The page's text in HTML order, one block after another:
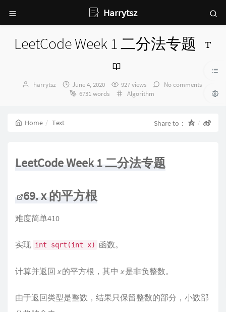
Harrytsz
LeetCode Week 1 二分法专题
Author：
harrytsz
发
布
June 4, 2020 927 views
No comments
6731 words
Categories：
Algorithm
Home Text Share to：
LeetCode Week 1 二分法专题
69. x 的平方根
难度简单410
实现 int sqrt(int x) 函数。
计算并返回 x的平方根，其中 x是非负整数。
由于返回类型是整数，结果只保留整数的部分，小数部